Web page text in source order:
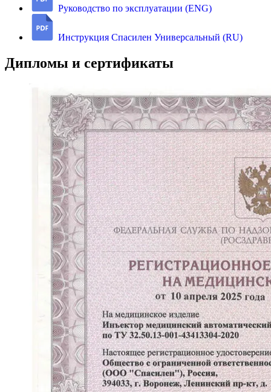
Руководство по эксплуатации (ENG)
Инструкция Спасилен Универсальный (RU)
Дипломы и сертификаты